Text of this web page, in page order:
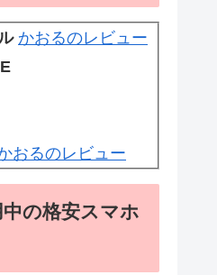
かおるのレビュー
おるのレビュー
の格安スマホ